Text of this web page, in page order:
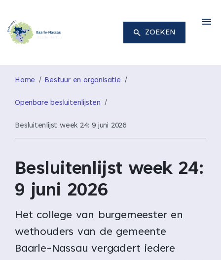
ZOEKEN
Home Bestuur en organisatie
Openbare besluitenlijsten
Besluitenlijst week 24: 9 juni 2026
Besluitenlijst week 24:
9 juni 2026
Het college van burgemeester en
wethouders van de gemeente
Baarle-Nassau vergadert iedere